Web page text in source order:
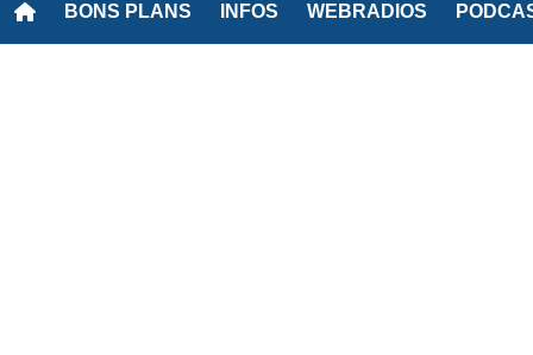
BONS PLANS INFOS WEBRADIOS